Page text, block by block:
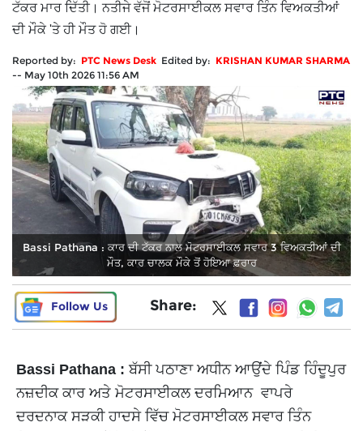
ਟੱਕਰ ਮਾਰ ਦਿੱਤੀ। ਨਤੀਜੇ ਵੱਜੋਂ ਮੋਟਰਸਾਈਕਲ ਸਵਾਰ ਤਿੰਨ ਵਿਅਕਤੀਆਂ
ਦੀ ਮੌਕੇ 'ਤੇ ਹੀ ਮੌਤ ਹੋ ਗਈ।
Reported by: PTC News Desk Edited by: KRISHAN KUMAR SHARMA
-- May 10th 2026 11:56 AM
Bassi Pathana : ਕਾਰ ਦੀ ਟੱਕਰ ਨਾਲ ਮੋਟਰਸਾਈਕਲ ਸਵਾਰ 3 ਵਿਅਕਤੀਆਂ ਦੀ
ਮੌਤ, ਕਾਰ ਚਾਲਕ ਮੌਕੇ ਤੋਂ ਹੋਇਆ ਫ਼ਰਾਰ
Follow Us Share:
Bassi Pathana : ਬੱਸੀ ਪਠਾਣਾ ਅਧੀਨ ਆਉਂਦੇ ਪਿੰਡ ਹਿੰਦੂਪੁਰ
ਨਜ਼ਦੀਕ ਕਾਰ ਅਤੇ ਮੋਟਰਸਾਈਕਲ ਦਰਮਿਆਨ ਵਾਪਰੇ
ਦਰਦਨਾਕ ਸੜਕੀ ਹਾਦਸੇ ਵਿੱਚ ਮੋਟਰਸਾਈਕਲ ਸਵਾਰ ਤਿੰਨ